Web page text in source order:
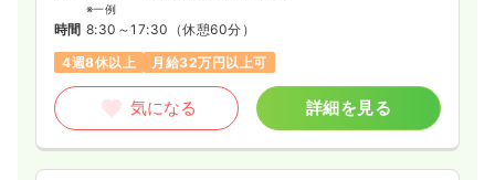
※一例
時間 8:30～17:30 （休憩60分）
4週8休以上
月給32万円以上可
気になる 詳細を見る